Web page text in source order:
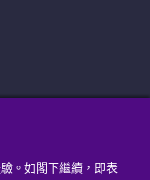
。如閣下繼續，即表